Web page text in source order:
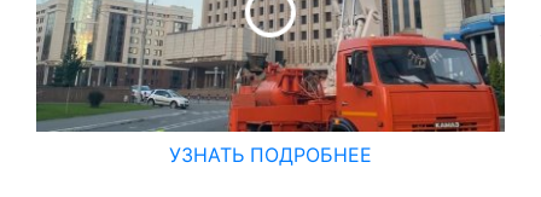
УЗНАТЬ ПОДРОБНЕЕ